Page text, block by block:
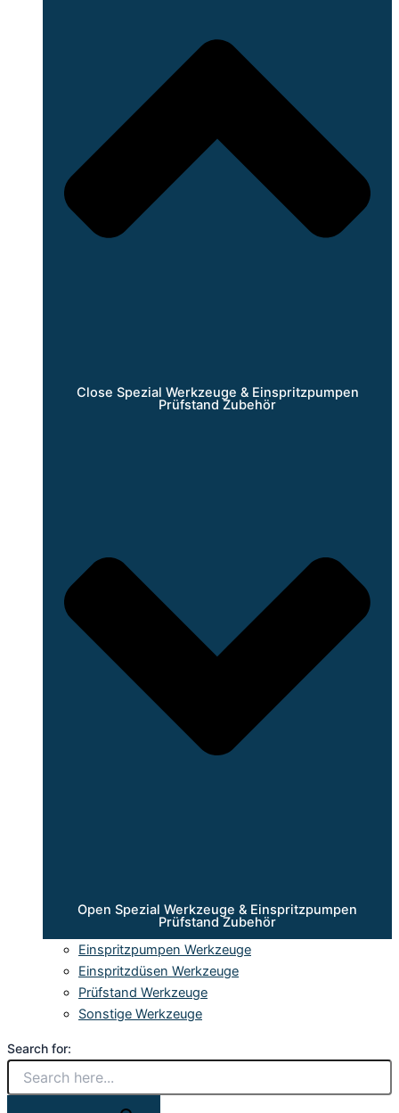
Close Spezial Werkzeuge & Einspritzpumpen
Prüfstand Zubehör
Open Spezial Werkzeuge & Einspritzpumpen
Prüfstand Zubehör
Einspritzpumpen Werkzeuge
Einspritzdüsen Werkzeuge
Prüfstand Werkzeuge
Sonstige Werkzeuge
Search for: